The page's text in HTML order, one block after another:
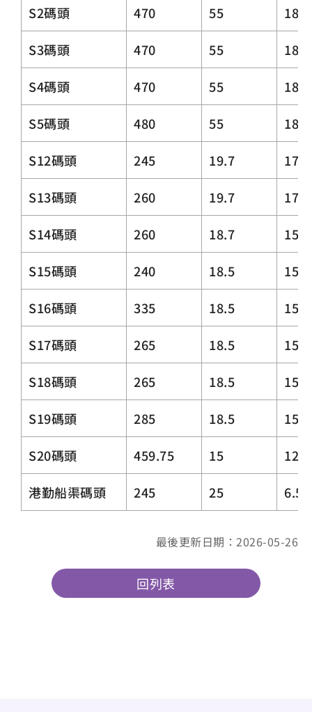
S2碼頭 470 55 18
S3碼頭 470 55 18
S4碼頭 470 55 18
S5碼頭 480 55 18
S12碼頭 245 19.7 17.5
S13碼頭 260 19.7 17.5
S14碼頭 260 18.7 15.5
S15碼頭 240 18.5 15.5
S16碼頭 335 18.5 15.5
S17碼頭 265 18.5 15.5
S18碼頭 265 18.5 15.5
S19碼頭 285 18.5 15.5
S20碼頭 459.75 15 12.7
港勤船渠碼頭 245 25 6.5
最後更新日期：2026-05-26
回列表